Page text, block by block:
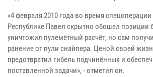
«4 февраля 2010 года во время
Республике Павел скрытно обошел позиции
уничтожил пулемётный расчёт, но сам
ранение от пули снайпера. Ценой своей
предотвратил гибель подчинённых и
поставленной задачи», - отметил он.